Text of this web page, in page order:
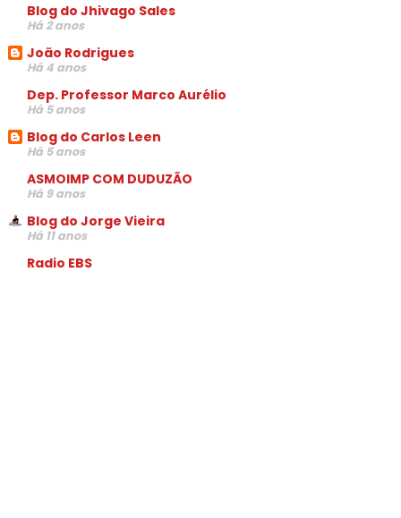
Blog do Jhivago Sales
Há 2 anos
João Rodrigues
Há 4 anos
Dep. Professor Marco Aurélio
Há 5 anos
Blog do Carlos Leen
Há 5 anos
ASMOIMP COM DUDUZÃO
Há 9 anos
Blog do Jorge Vieira
Há 11 anos
Radio EBS